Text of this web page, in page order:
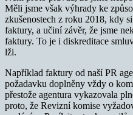
Měli jsme však výhrady ke
zkušenostech z roku 2018, kdy
faktury, a učiní závěr, že jsme
faktury. To je i diskreditace
lži.
Například faktury od naší PR
požadavku doplněny vždy o
přestože agentura vykazovala
proto, že Revizní komise